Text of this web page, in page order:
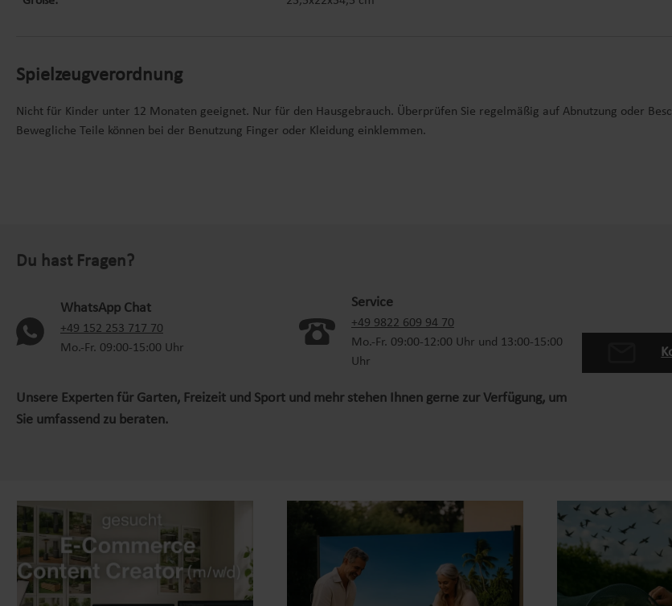
Spielzeugverordnung
Nicht für Kinder unter 12 Monaten geeignet. Nur für den Hausgebrauch. Überprüfen Sie regelmäßig auf Abnutzung oder
Bewegliche Teile können bei der Benutzung Finger oder Kleidung einklemmen.
Du hast Fragen?
WhatsApp Chat
+49 152 253 717 70
Mo.-Fr. 09:00-15:00 Uhr
Service
+49 9822 609 94 70
Mo.-Fr. 09:00-12:00 Uhr und 13:00-15:00
Uhr
Unsere Experten für Garten, Freizeit und Sport und mehr stehen Ihnen gerne zur Verfügung, um
Sie umfassend zu beraten.